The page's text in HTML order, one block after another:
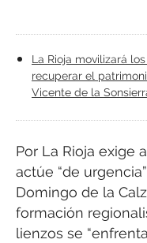
La Rioja movilizará
recuperar el
Vicente de la
Por La Rioja exige
actúe “de
Domingo de la
formación
lienzos se